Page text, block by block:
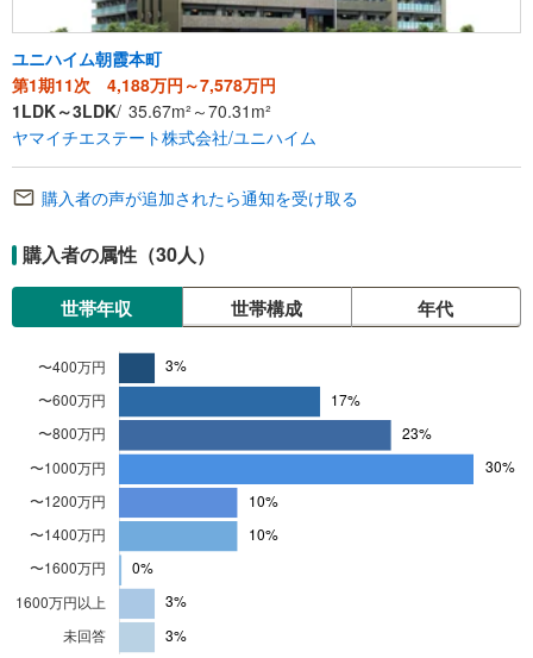
ユニハイム朝霞本町
第1期11次 4,188万円～7,578万円
1LDK～3LDK 35.67m²～70.31m²
ヤマイチエステート株式会社/ユニハイム
購入者の声が追加されたら通知を受け取る
購入者の属性（30人）
世帯年収 世帯構成 年代
円
満
3
%